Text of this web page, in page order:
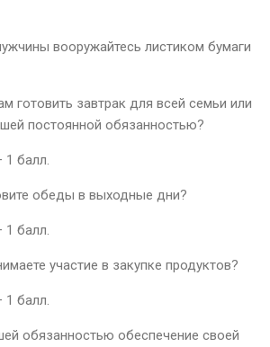
вооружайтесь листиком бумаги
готовить завтрак для всей семьи или
постоянной обязанностью?
балл.
обеды в выходные дни?
балл.
участие в закупке продуктов?
балл.
обязанностью обеспечение своей